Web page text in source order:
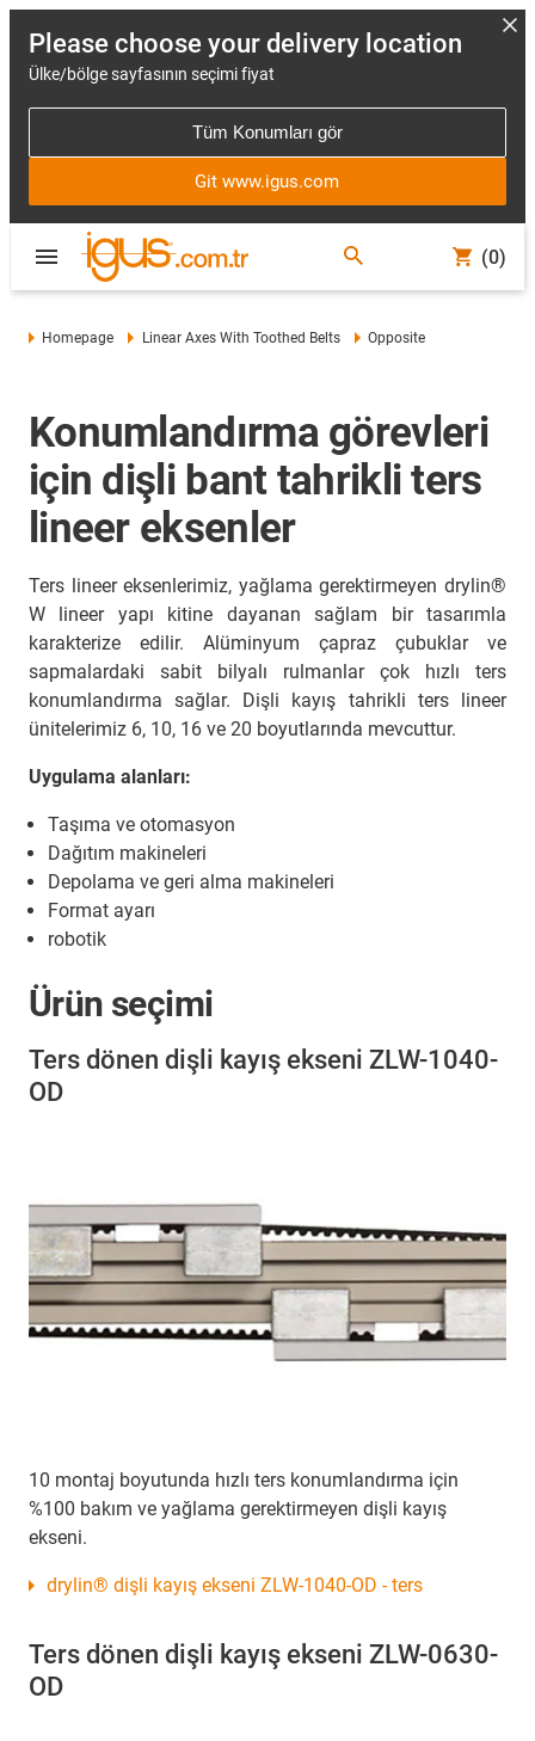
Please choose your delivery location
Ülke/bölge sayfasının seçimi fiyat
Tüm Konumları gör
Git www.igus.com
(0)
Homepage Linear Axes With Toothed Belts Opposite
Konumlandırma görevleri
için dişli bant tahrikli ters
lineer eksenler
Ters lineer eksenlerimiz, yağlama gerektirmeyen drylin®
W lineer yapı kitine dayanan sağlam bir tasarımla
karakterize edilir. Alüminyum çapraz çubuklar ve
sapmalardaki sabit bilyalı rulmanlar çok hızlı ters
konumlandırma sağlar. Dişli kayış tahrikli ters lineer
ünitelerimiz 6, 10, 16 ve 20 boyutlarında mevcuttur.
Uygulama alanları:
Taşıma ve otomasyon
Dağıtım makineleri
Depolama ve geri alma makineleri
Format ayarı
robotik
Ürün seçimi
Ters dönen dişli kayış ekseni ZLW-1040-
OD
10 montaj boyutunda hızlı ters konumlandırma için
%100 bakım ve yağlama gerektirmeyen dişli kayış
ekseni.
drylin® dişli kayış ekseni ZLW-1040-OD - ters
Ters dönen dişli kayış ekseni ZLW-0630-
OD